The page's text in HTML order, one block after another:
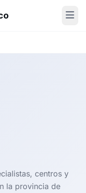
centros y
la provincia de